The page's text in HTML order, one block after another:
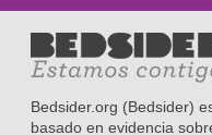
Bedsider.org (Bedsider)
basado en evidencia